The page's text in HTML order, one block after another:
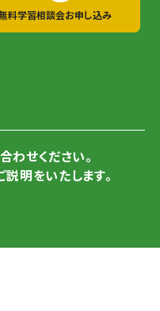
料学習相談会お申し込み
わせください。
明をいたします。